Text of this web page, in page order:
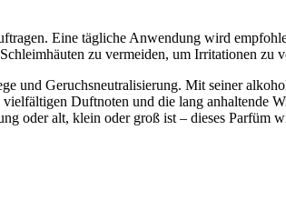
Eine tägliche Anwendung wird
zu vermeiden, um Irritationen zu
Geruchsneutralisierung. Mit seiner
Duftnoten und die lang anhaltende
alt, klein oder groß ist – dieses Parfüm